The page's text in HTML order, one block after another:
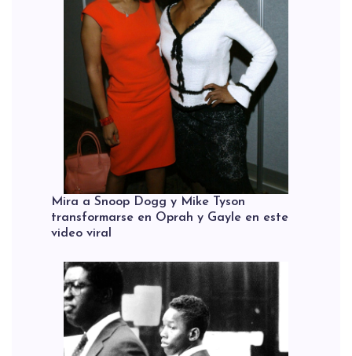
Mira a Snoop Dogg y Mike Tyson
transformarse en Oprah y Gayle en este
video viral